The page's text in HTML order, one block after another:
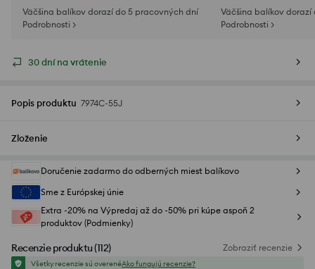
Väčšina balíkov dorazí do 5 pracovných dní
Podrobnosti >
Väčšina balíkov
Podrobnosti >
30 dní na vrátenie
Popis produktu 7974C-55J
Zloženie
Doručenie zadarmo do odberných miest balíkovo
Sme z Európskej únie
Extra -20% na Výpredaj až do -50% pri kúpe aspoň 2
produktov (Podmienky)
Recenzie produktu(112) Zobraziť recenzie
Všetky recenzie sú overenéAko fungujú recenzie?